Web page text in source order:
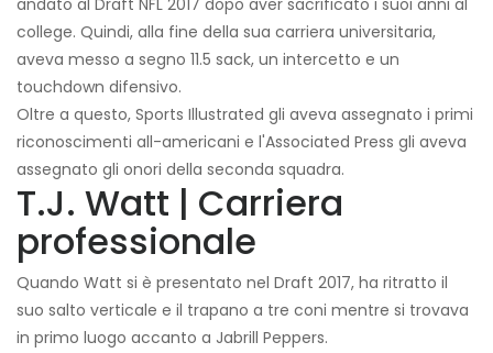
andato al Draft NFL 2017 dopo aver sacrificato i suoi anni al
college. Quindi, alla fine della sua carriera universitaria,
aveva messo a segno 11.5 sack, un intercetto e un
touchdown difensivo.
Oltre a questo, Sports Illustrated gli aveva assegnato i primi
riconoscimenti all-americani e l'Associated Press gli aveva
assegnato gli onori della seconda squadra.
T.J. Watt | Carriera
professionale
Quando Watt si è presentato nel Draft 2017, ha ritratto il
suo salto verticale e il trapano a tre coni mentre si trovava
in primo luogo accanto a Jabrill Peppers.